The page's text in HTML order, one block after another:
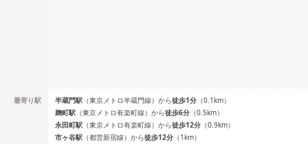
最寄り駅 半蔵門駅 （東京メトロ半蔵門線） から徒歩1分 （0.1km）
麹町駅 （東京メトロ有楽町線） から徒歩6分 （0.5km）
永田町駅 （東京メトロ有楽町線） から徒歩12分 （0.9km）
市ヶ谷駅 （都営新宿線） から徒歩12分 （1km）